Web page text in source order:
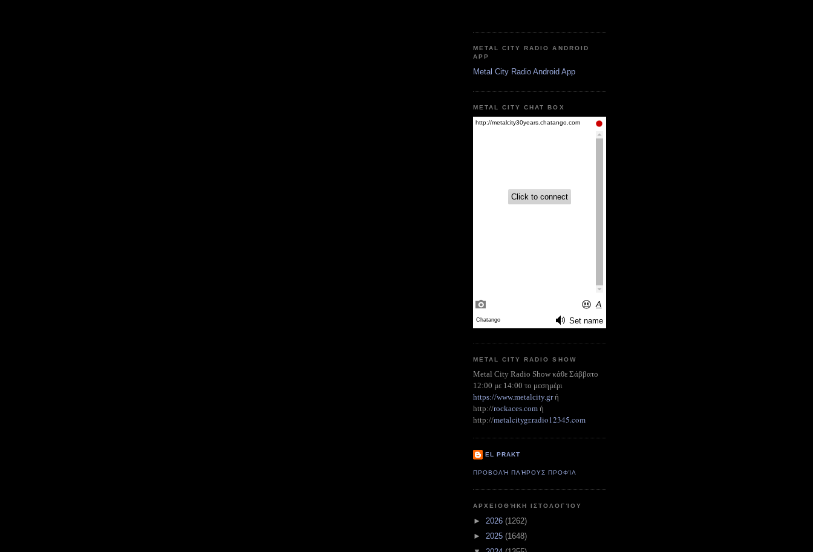
METAL CITY RADIO ANDROID
APP
Metal City Radio Android App
METAL CITY CHAT BOX
METAL CITY RADIO SHOW
Metal City Radio Show κάθε Σάββατο
12:00 με 14:00 το μεσημέρι
https://www.metalcity.grή
http://rockaces.com ή
http://metalcitygr.radio12345.com
EL PRAKT
ΠΡΟΒΟΛΉ ΠΛΉΡΟΥΣ ΠΡΟΦΊΛ
ΑΡΧΕΙΟΘΉΚΗ ΙΣΤΟΛΟΓΊΟΥ
► 2026 (1262)
► 2025 (1648)